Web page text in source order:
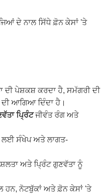
ਦੇ ਨਾਲ ਸਿੱਧੇ ਫ਼ੋਨ ਕੇਸਾਂ 'ਤੇ
ਦੀ ਪੇਸ਼ਕਸ਼ ਕਰਦਾ ਹੈ, ਸਮੱਗਰੀ ਦੀ
ਦੀ ਆਗਿਆ ਦਿੰਦਾ ਹੈ।
ਪ੍ਰਿੰਟਜੀਵੰਤ ਰੰਗ ਅਤੇ
ਲਈ ਸੰਖੇਪ ਅਤੇ ਲਾਗਤ-
ਅਤੇ ਪ੍ਰਿੰਟ ਗੁਣਵੱਤਾ ਨੂੰ
ਹਨ, ਨੋਟਬੁੱਕਾਂ ਅਤੇ ਫ਼ੋਨ ਕੇਸਾਂ 'ਤੇ